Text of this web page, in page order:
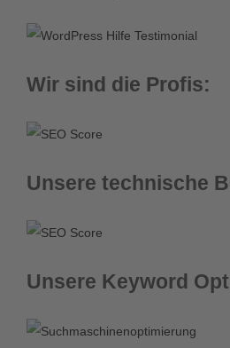
Wir sind die Profis:
Unsere technische
Unsere Keyword